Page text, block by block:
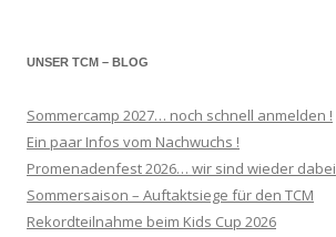
UNSER TCM – BLOG
Sommercamp 2027… noch schnell anmelden !
Ein paar Infos vom Nachwuchs !
Promenadenfest 2026… wir sind wieder dabei
Sommersaison – Auftaktsiege für den TCM
Rekordteilnahme beim Kids Cup 2026